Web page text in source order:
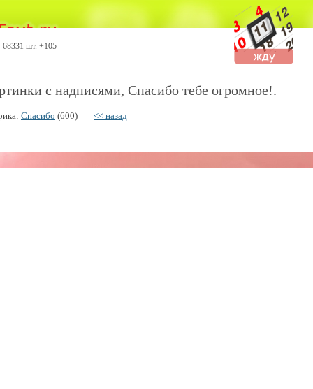
68331 шт. +105
с надписями, Спасибо тебе огромное!.
Спасибо (600) << назад